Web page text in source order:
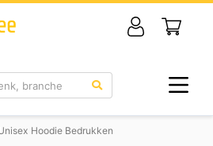
Hoodie Bedrukken